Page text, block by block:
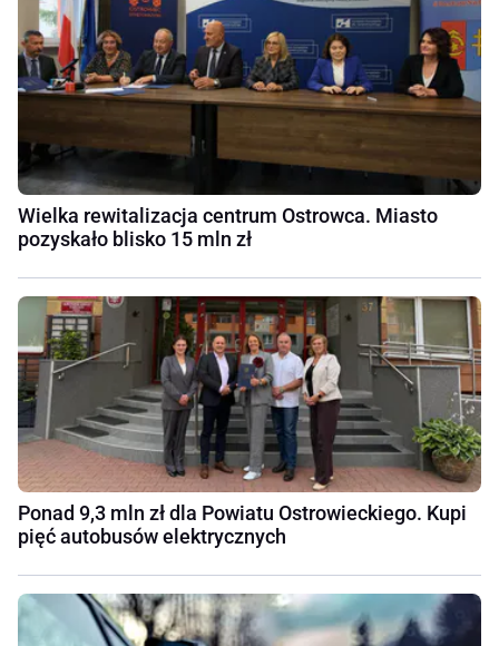
Wielka rewitalizacja centrum Ostrowca. Miasto
pozyskało blisko 15 mln zł
Ponad 9,3 mln zł dla Powiatu Ostrowieckiego. Kupi
pięć autobusów elektrycznych